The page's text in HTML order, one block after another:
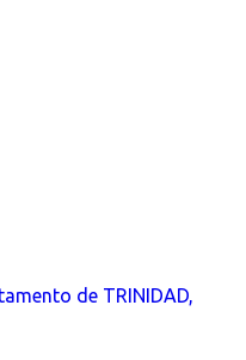
de TRINIDAD,